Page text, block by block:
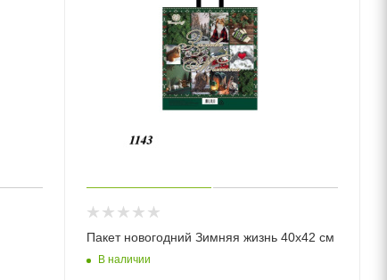
Пакет новогодний Зимняя жизнь 40х42 см
В наличии